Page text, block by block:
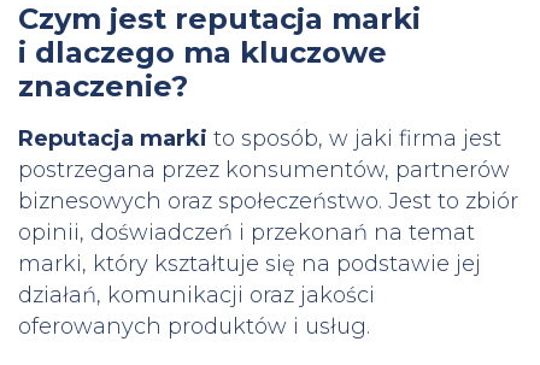
Czym jest reputacja marki
i dlaczego ma kluczowe
znaczenie?
Reputacja marki to sposób, w jaki firma jest
postrzegana przez konsumentów, partnerów
biznesowych oraz społeczeństwo. Jest to zbiór
opinii, doświadczeń i przekonań na temat
marki, który kształtuje się na podstawie jej
działań, komunikacji oraz jakości
oferowanych produktów i usług.